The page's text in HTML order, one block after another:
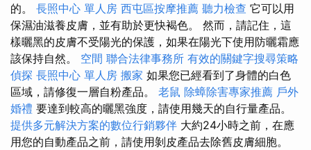
的。 長照中心 單人房 西屯區按摩推薦 聽力檢查 它可以用
保濕油滋養皮膚，並有助於更快褐色。 然而，請記住，這
樣曬黑的皮膚不受陽光的保護，如果在陽光下使用防曬霜應
該保持自然。 空間 聯合法律事務所 有效的關鍵字搜尋策略
偵探 長照中心 單人房 搬家 如果您已經看到了身體的白色
區域，請修復一層自粉產品。 老鼠 除蟑除害專家推薦 戶外
婚禮 要達到較高的曬黑強度，請使用幾天的自行量產品。
提供多元解決方案的數位行銷夥伴 大約24小時之前，在應
用您的自動產品之前，請使用剝皮產品去除舊皮膚細胞。